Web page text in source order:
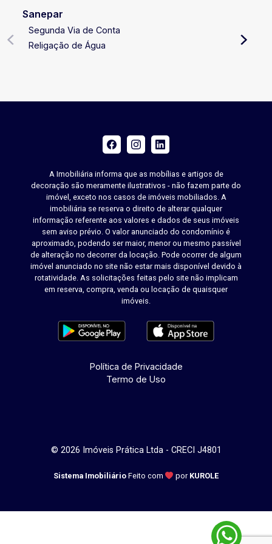
Sanepar
Segunda Via de Conta
Religação de Água
A Imobiliária informa que as mobílias e artigos de
decoração são meramente ilustrativos - não fazem parte do
imóvel, exceto nos casos de imóveis mobiliados. A
imobiliária se reserva o direito de alterar qualquer
informação referente aos valores e dados de seus imóveis
sem aviso prévio. O valor anunciado do condomínio é
aproximado, podendo ser maior, menor ou mesmo passível
de alteração no decorrer da locação. Pode ocorrer de algum
imóvel anunciado no site não estar mais disponível devido à
rotatividade. As solicitações feitas pelo site não implicam
em reserva, compra, venda ou locação de quaisquer
imóveis.
Política de Privacidade
Termo de Uso
© 2026 Imóveis Prática Ltda - CRECI J4801
Sistema Imobiliário Feito com por KUROLE